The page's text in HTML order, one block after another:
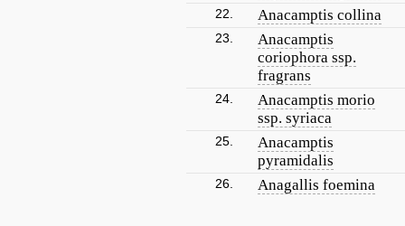
22. Anacamptis collina
23.
Anacamptis
coriophora ssp.
fragrans
24.
Anacamptis morio
ssp. syriaca
25.
Anacamptis
pyramidalis
26. Anagallis foemina